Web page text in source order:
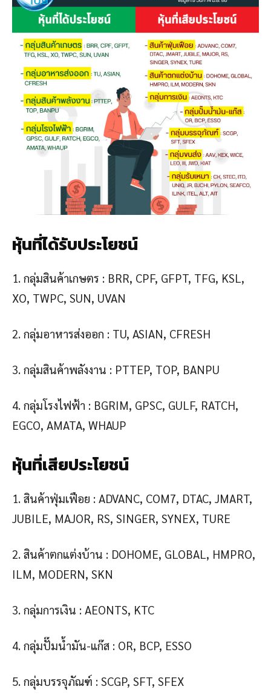
หุ้นที่ได้รับประโยชน์
1. กลุ่มสินค้าเกษตร : BRR, CPF, GFPT, TFG, KSL,
XO, TWPC, SUN, UVAN
2. กลุ่มอาหารส่งออก : TU, ASIAN, CFRESH
3. กลุ่มสินค้าพลังงาน : PTTEP, TOP, BANPU
4. กลุ่มโรงไฟฟ้า : BGRIM, GPSC, GULF, RATCH,
EGCO, AMATA, WHAUP
หุ้นที่เสียประโยชน์
1. สินค้าฟุ่มเฟือย : ADVANC, COM7, DTAC, JMART,
JUBILE, MAJOR, RS, SINGER, SYNEX, TURE
2. สินค้าตกแต่งบ้าน : DOHOME, GLOBAL, HMPRO,
ILM, MODERN, SKN
3. กลุ่มการเงิน : AEONTS, KTC
4. กลุ่มปั๊มน้ำมัน-แก๊ส : OR, BCP, ESSO
5. กลุ่มบรรจุภัณฑ์ : SCGP, SFT, SFEX